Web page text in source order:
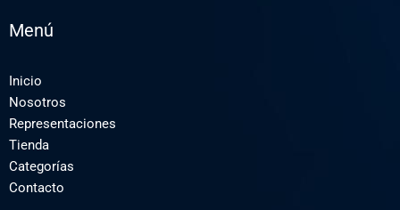
Menú
Inicio
Nosotros
Representaciones
Tienda
Categorías
Contacto